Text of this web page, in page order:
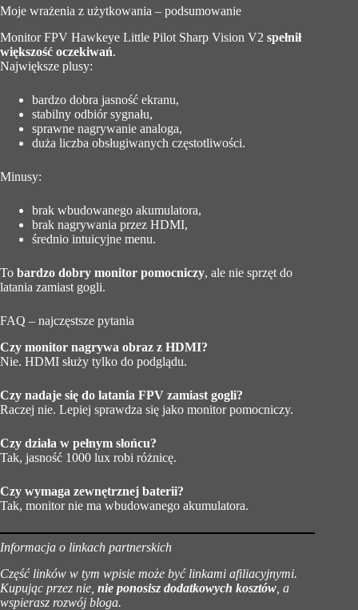
Moje wrażenia z użytkowania – podsumowanie
Monitor FPV Hawkeye Little Pilot Sharp Vision V2 spełnił
większość oczekiwań.
Największe plusy:
bardzo dobra jasność ekranu,
stabilny odbiór sygnału,
sprawne nagrywanie analoga,
duża liczba obsługiwanych częstotliwości.
Minusy:
brak wbudowanego akumulatora,
brak nagrywania przez HDMI,
średnio intuicyjne menu.
To bardzo dobry monitor pomocniczy, ale nie sprzęt do
latania zamiast gogli.
FAQ – najczęstsze pytania
Czy monitor nagrywa obraz z HDMI?
Nie. HDMI służy tylko do podglądu.
Czy nadaje się do latania FPV zamiast gogli?
Raczej nie. Lepiej sprawdza się jako monitor pomocniczy.
Czy działa w pełnym słońcu?
Tak, jasność 1000 lux robi różnicę.
Czy wymaga zewnętrznej baterii?
Tak, monitor nie ma wbudowanego akumulatora.
Informacja o linkach partnerskich
Część linków w tym wpisie może być linkami afiliacyjnymi.
Kupując przez nie, nie ponosisz dodatkowych kosztów , a
wspierasz rozwój bloga.